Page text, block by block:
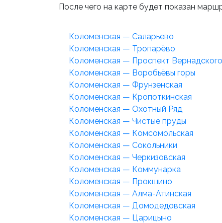
После чего на карте будет показан
Коломенская — Саларьево
Коломенская — Тропарёво
Коломенская — Проспект Вернадского
Коломенская — Воробьёвы горы
Коломенская — Фрунзенская
Коломенская — Кропоткинская
Коломенская — Охотный Ряд
Коломенская — Чистые пруды
Коломенская — Комсомольская
Коломенская — Сокольники
Коломенская — Черкизовская
Коломенская — Коммунарка
Коломенская — Прокшино
Коломенская — Алма-Атинская
Коломенская — Домодедовская
Коломенская — Царицыно